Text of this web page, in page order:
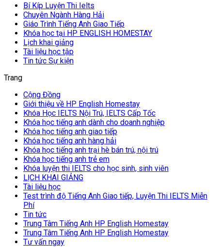
Bí Kíp Luyện Thi Ielts
Chuyên Ngành Hàng Hải
Giáo Trình Tiếng Anh Giao Tiếp
Khóa học tại HP ENGLISH HOMESTAY
Lịch khai giảng
Tài liệu học tập
Tin tức Sự kiện
Trang
Cộng Đồng
Giới thiệu về HP English Homestay
Khóa Học IELTS Nội Trú, IELTS Cấp Tốc
Khóa học tiếng anh dành cho doanh nghiệp
Khóa học tiếng anh giao tiếp
Khóa học tiếng anh hàng hải
Khóa học tiếng anh trại hè bán trú, nội trú
Khóa học tiếng anh trẻ em
Khóa luyện thi IELTS cho học sinh, sinh viên
LỊCH KHAI GIẢNG
Tài liệu học
Test trình độ Tiếng Anh Giao tiếp, Luyện Thi IELTS Miễn
Phí
Tin tức
Trung Tâm Tiếng Anh HP English Homestay
Trung Tâm Tiếng Anh HP English Homestay
Tư vấn ngay